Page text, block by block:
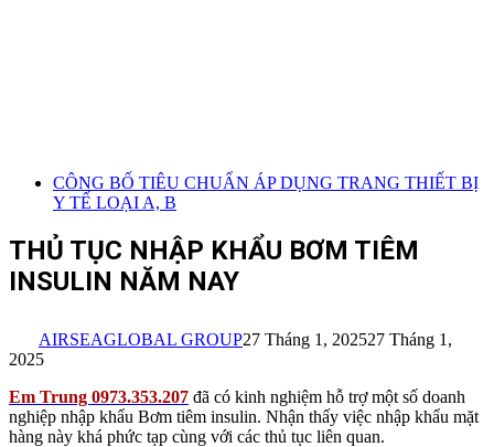
CÔNG BỐ TIÊU CHUẨN ÁP DỤNG TRANG THIẾT BỊ
Y TẾ LOẠI A, B
THỦ TỤC NHẬP KHẨU BƠM TIÊM
INSULIN NĂM NAY
AIRSEAGLOBAL GROUP27 Tháng 1, 202527 Tháng 1,
2025
Em Trung 0973.353.207 đã có kinh nghiệm hỗ trợ một số doanh
nghiệp nhập khẩu Bơm tiêm insulin. Nhận thấy việc nhập khẩu mặt
hàng này khá phức tạp cùng với các thủ tục liên quan.